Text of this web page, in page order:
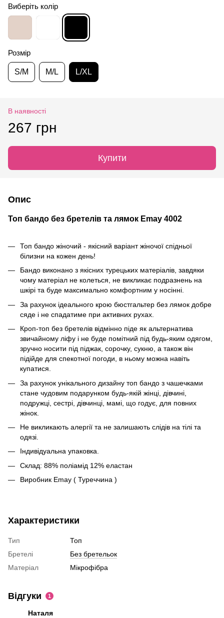
Виберіть колір
Розмір
S/M M/L L/XL
В наявності
267 грн
Купити
Опис
Топ бандо без бретелів та лямок Emay 4002
Топ бандо жіночий - якісний варіант жіночої спідньої
білизни на кожен день!
Бандо виконано з якісних турецьких матеріалів, завдяки
чому матеріал не колеться, не викликає подразнень на
шкірі та буде максимально комфортним у носінні.
За рахунок ідеального крою бюстгальтер без лямок добре
сяде і не спадатиме при активних рухах.
Кроп-топ без бретелів відмінно піде як альтернатива
звичайному ліфу і не буде помітний під будь-яким одягом,
зручно носити під піджак, сорочку, сукню, а також він
підійде для спекотної погоди, в ньому можна навіть
купатися.
За рахунок унікального дизайну топ бандо з чашечками
стане чудовим подарунком будь-якій жінці, дівчині,
подружці, сестрі, дівчинці, мамі, що годує, для повних
жінок.
Не викликають алергії та не залишають слідів на тілі та
одязі.
Індивідуальна упаковка.
Склад: 88% поліамід 12% еластан
Виробник Emay ( Туреччина )
Характеристики
Тип
Топ
Бретелі
Без бретельок
Матеріал
Мікрофібра
Відгуки 1
Наталя